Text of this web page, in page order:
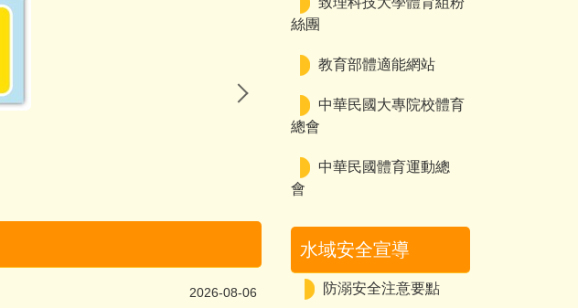
2026-08-06 中華民國大專校院115年度啦啦隊大賽
絲團
教育部體適能網站
中華民國大專院校體育
總會
中華民國體育運動總
會
水域安全宣導
防溺安全注意要點